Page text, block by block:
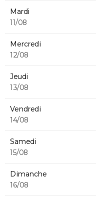
Mardi
11/08
Mercredi
12/08
Jeudi
13/08
Vendredi
14/08
Samedi
15/08
Dimanche
16/08